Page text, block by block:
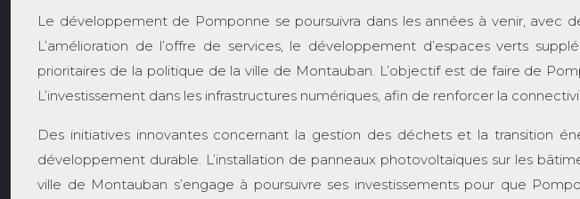
Le développement de Pomponne se poursuivra dans les années à venir, avec
L’amélioration de l’offre de services, le développement d’espaces verts
prioritaires de la politique de la ville de Montauban. L’objectif est de faire de
L’investissement dans les infrastructures numériques, afin de renforcer la
Des initiatives innovantes concernant la gestion des déchets et la transition
développement durable. L’installation de panneaux photovoltaïques sur les
ville de Montauban s’engage à poursuivre ses investissements pour que